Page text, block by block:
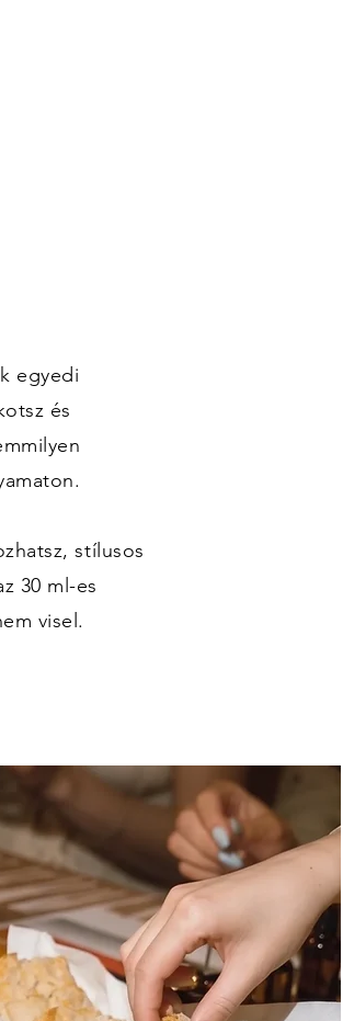
egyedi
és
stílusos
30 ml-es
visel.